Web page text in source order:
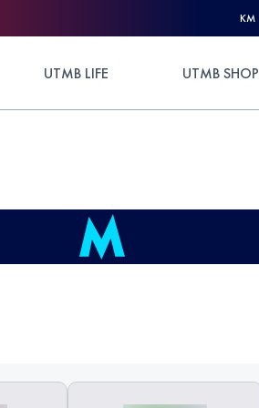
KM
UTMB LIFE UTMB SHOP